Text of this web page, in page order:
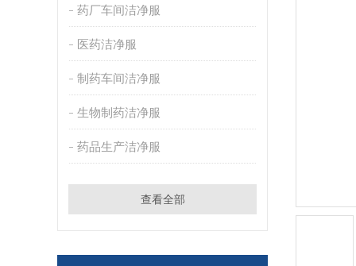
药厂车间洁净服
医药洁净服
制药车间洁净服
生物制药洁净服
药品生产洁净服
查看全部